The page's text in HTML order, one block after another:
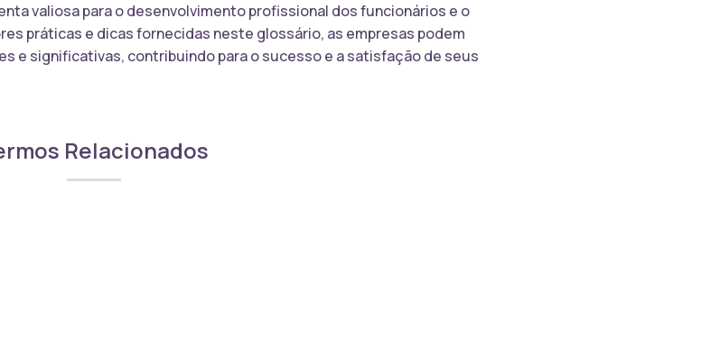
valiosa para o desenvolvimento profissional dos funcionários e o
práticas e dicas fornecidas neste glossário, as empresas podem
e significativas, contribuindo para o sucesso e a satisfação de seus
Relacionados